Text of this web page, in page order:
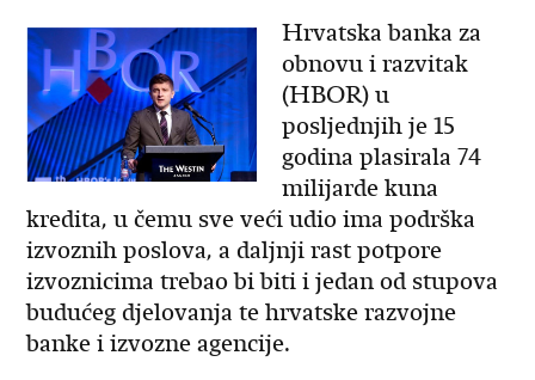
Hrvatska banka za
obnovu i razvitak
(HBOR) u
posljednjih je 15
godina plasirala 74
milijarde kuna
kredita, u čemu sve veći udio ima podrška
izvoznih poslova, a daljnji rast potpore
izvoznicima trebao bi biti i jedan od stupova
budućeg djelovanja te hrvatske razvojne
banke i izvozne agencije.